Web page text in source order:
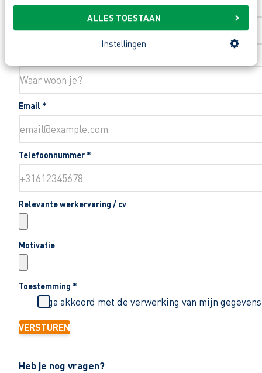
ALLES TOESTAAN
Instellingen
Toevoeging huisnummer
Email *
Telefoonnummer *
Relevante werkervaring / cv
Motivatie
Toestemming *
Ik ga akkoord met de verwerking van mijn
VERSTUREN
Heb je nog vragen?